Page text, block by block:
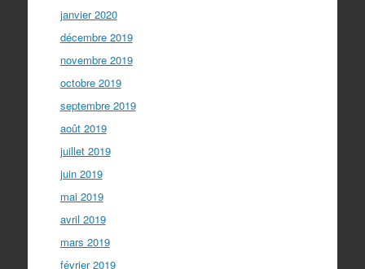
janvier 2020
décembre 2019
novembre 2019
octobre 2019
septembre 2019
août 2019
juillet 2019
juin 2019
mai 2019
avril 2019
mars 2019
février 2019